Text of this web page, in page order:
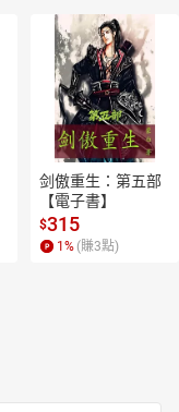
剑傲重生：第五部
【電子書】
$315
1 % (賺3點)